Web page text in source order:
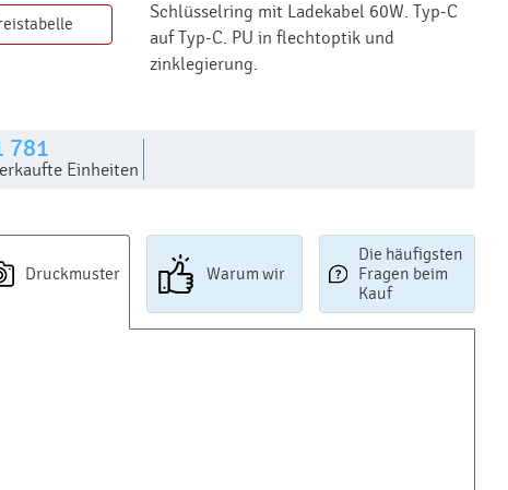
Schlüsselring mit Ladekabel 60W. Typ-C
auf Typ-C. PU in flechtoptik und
zinklegierung.
781
Einheiten
Druckmuster Warum wir
Die häufigsten
Fragen beim
Kauf